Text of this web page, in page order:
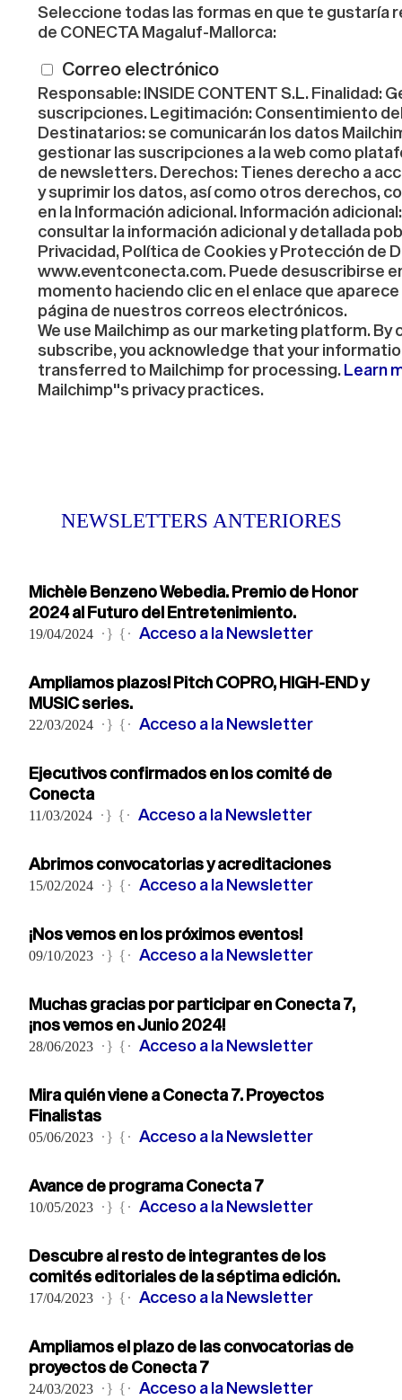
Seleccione todas las formas en que te gustaría
de CONECTA Magaluf-Mallorca:
Correo electrónico
Responsable: INSIDE CONTENT S.L. Finalidad:
suscripciones. Legitimación: Consentimiento
Destinatarios: se comunicarán los datos
gestionar las suscripciones a la web como
de newsletters. Derechos: Tienes derecho a
y suprimir los datos, así como otros derechos,
en la Información adicional. Información
consultar la información adicional y detallada
Privacidad, Política de Cookies y Protección de
www.eventconecta.com. Puede desuscribirse
momento haciendo clic en el enlace que aparece
página de nuestros correos electrónicos.
We use Mailchimp as our marketing platform. By
subscribe, you acknowledge that your
transferred to Mailchimp for processing.Learn
Mailchimp"s privacy practices.
NEWSLETTERS ANTERIORES
Michèle Benzeno Webedia. Premio de Honor
2024 al Futuro del Entretenimiento.
19/04/2024 ·} {· Acceso a la Newsletter
Ampliamos plazos! Pitch COPRO, HIGH-END y
MUSIC series.
22/03/2024 ·} {· Acceso a la Newsletter
Ejecutivos confirmados en los comité de
Conecta
11/03/2024 ·} {· Acceso a la Newsletter
Abrimos convocatorias y acreditaciones
15/02/2024 ·} {· Acceso a la Newsletter
¡Nos vemos en los próximos eventos!
09/10/2023 ·} {· Acceso a la Newsletter
Muchas gracias por participar en Conecta 7,
¡nos vemos en Junio 2024!
28/06/2023 ·} {· Acceso a la Newsletter
Mira quién viene a Conecta 7. Proyectos
Finalistas
05/06/2023 ·} {· Acceso a la Newsletter
Avance de programa Conecta 7
10/05/2023 ·} {· Acceso a la Newsletter
Descubre al resto de integrantes de los
comités editoriales de la séptima edición.
17/04/2023 ·} {· Acceso a la Newsletter
Ampliamos el plazo de las convocatorias de
proyectos de Conecta 7
24/03/2023 ·} {· Acceso a la Newsletter